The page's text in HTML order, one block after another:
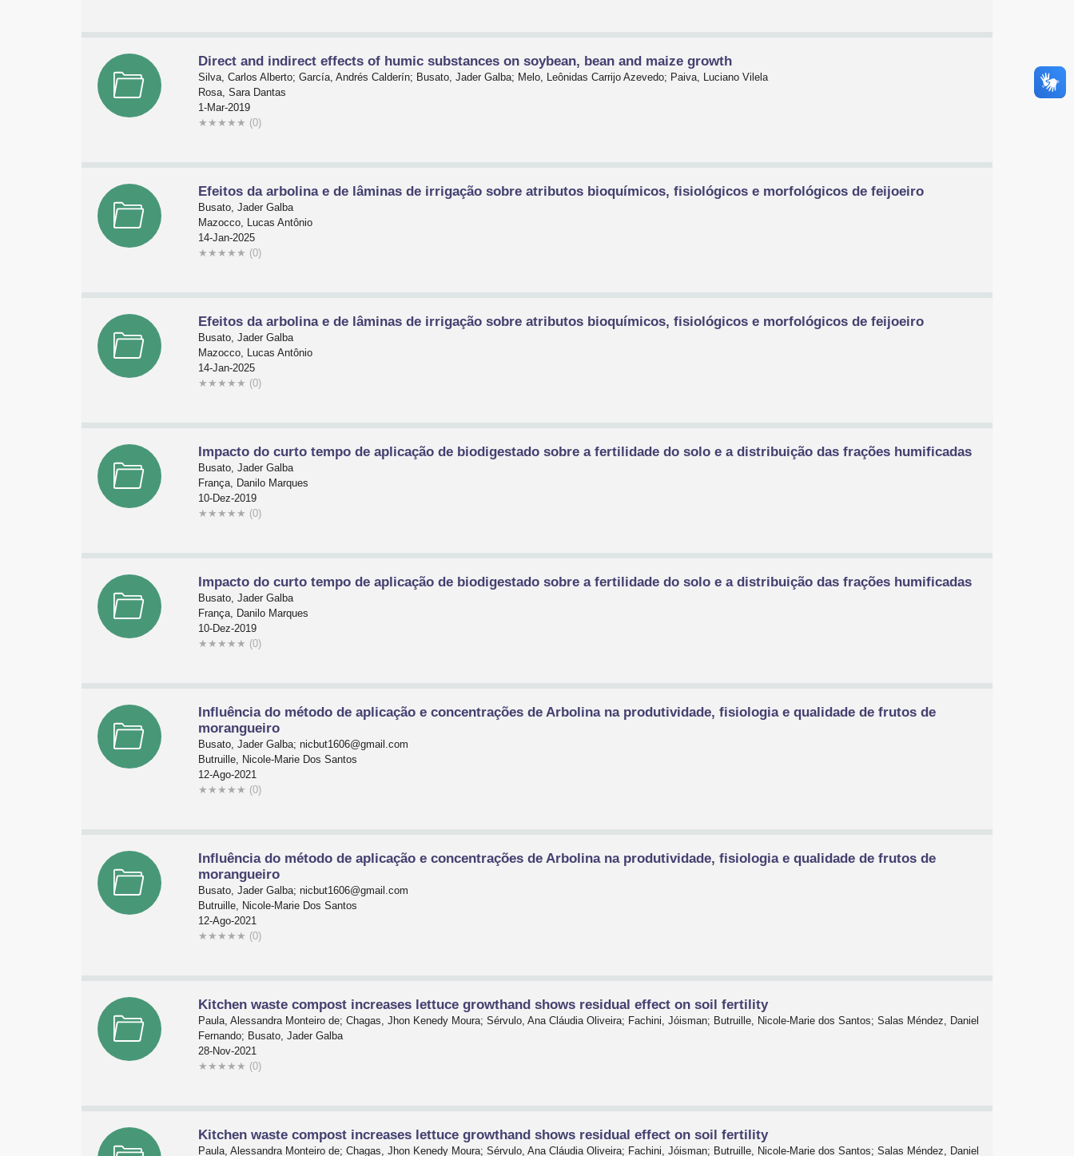
Direct and indirect effects of humic substances on soybean, bean and maize growth
Silva, Carlos Alberto; García, Andrés Calderín; Busato, Jader Galba; Melo, Leônidas Carrijo Azevedo; Paiva, Luciano Vilela
Rosa, Sara Dantas
1-Mar-2019
★ ★ ★ ★ ★ (0)
Efeitos da arbolina e de lâminas de irrigação sobre atributos bioquímicos, fisiológicos e morfológicos de feijoeiro
Busato, Jader Galba
Mazocco, Lucas Antônio
14-Jan-2025
★ ★ ★ ★ ★ (0)
Efeitos da arbolina e de lâminas de irrigação sobre atributos bioquímicos, fisiológicos e morfológicos de feijoeiro
Busato, Jader Galba
Mazocco, Lucas Antônio
14-Jan-2025
★ ★ ★ ★ ★ (0)
Impacto do curto tempo de aplicação de biodigestado sobre a fertilidade do solo e a distribuição das frações humificadas
Busato, Jader Galba
França, Danilo Marques
10-Dez-2019
★ ★ ★ ★ ★ (0)
Impacto do curto tempo de aplicação de biodigestado sobre a fertilidade do solo e a distribuição das frações humificadas
Busato, Jader Galba
França, Danilo Marques
10-Dez-2019
★ ★ ★ ★ ★ (0)
Influência do método de aplicação e concentrações de Arbolina na produtividade, fisiologia e qualidade de frutos de
morangueiro
Busato, Jader Galba; nicbut1606@gmail.com
Butruille, Nicole-Marie Dos Santos
12-Ago-2021
★ ★ ★ ★ ★ (0)
Influência do método de aplicação e concentrações de Arbolina na produtividade, fisiologia e qualidade de frutos de
morangueiro
Busato, Jader Galba; nicbut1606@gmail.com
Butruille, Nicole-Marie Dos Santos
12-Ago-2021
★ ★ ★ ★ ★ (0)
Kitchen waste compost increases lettuce growthand shows residual effect on soil fertility
Paula, Alessandra Monteiro de; Chagas, Jhon Kenedy Moura; Sérvulo, Ana Cláudia Oliveira; Fachini, Jóisman; Butruille, Nicole-Marie dos Santos; Salas Méndez, Daniel
Fernando; Busato, Jader Galba
28-Nov-2021
★ ★ ★ ★ ★ (0)
Kitchen waste compost increases lettuce growthand shows residual effect on soil fertility
Paula, Alessandra Monteiro de; Chagas, Jhon Kenedy Moura; Sérvulo, Ana Cláudia Oliveira; Fachini, Jóisman; Butruille, Nicole-Marie dos Santos; Salas Méndez, Daniel